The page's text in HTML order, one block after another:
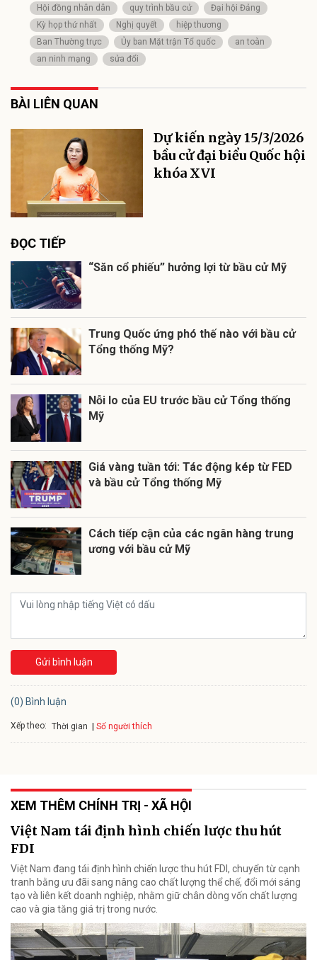
Hội đồng nhân dân quy trình bầu cử
Đại hội Đảng
Kỳ họp thứ nhất
Nghị quyết
hiệp thương
Ban Thường trực
Ủy ban Mặt trận Tổ quốc
an toàn
an ninh mạng
sửa đổi
BÀI LIÊN QUAN
Dự kiến ngày 15/3/2026
bầu cử đại biểu Quốc hội
khóa XVI
ĐỌC TIẾP
“Săn cổ phiếu” hưởng lợi từ bầu cử Mỹ
Trung Quốc ứng phó thế nào với bầu cử
Tổng thống Mỹ?
Nỗi lo của EU trước bầu cử Tổng thống
Mỹ
Giá vàng tuần tới: Tác động kép từ FED
và bầu cử Tổng thống Mỹ
Cách tiếp cận của các ngân hàng trung
ương với bầu cử Mỹ
Gửi bình luận
(0) Bình luận
Xếp theo: Thời gian Số người thích
XEM THÊM CHÍNH TRỊ - XÃ HỘI
Việt Nam tái định hình chiến lược thu hút
FDI
Việt Nam đang tái định hình chiến lược thu hút FDI, chuyển từ cạnh
tranh bằng ưu đãi sang nâng cao chất lượng thể chế, đổi mới sáng
tạo và liên kết doanh nghiệp, nhằm giữ chân dòng vốn chất lượng
cao và gia tăng giá trị trong nước.